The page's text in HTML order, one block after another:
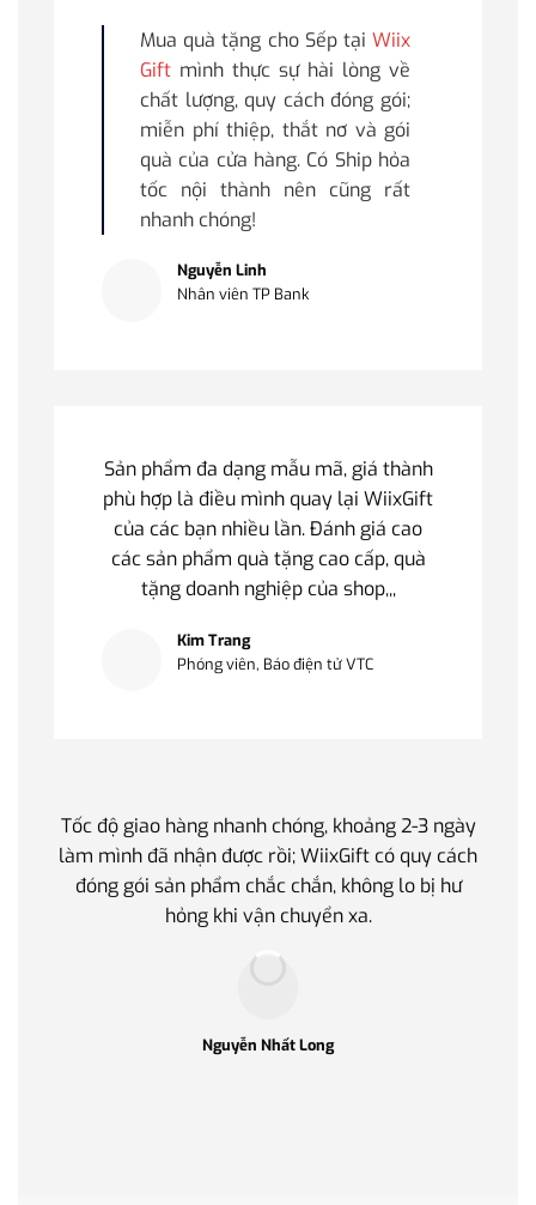
Mua quà tặng cho Sếp tại Wiix
Gift mình thực sự hài lòng về
chất lượng, quy cách đóng gói;
miễn phí thiệp, thắt nơ và gói
quà của cửa hàng. Có Ship hỏa
tốc nội thành nên cũng rất
nhanh chóng!
Nguyễn Linh
Nhân viên TP Bank
Sản phẩm đa dạng mẫu mã, giá thành
phù hợp là điều mình quay lại WiixGift
của các bạn nhiều lần. Đánh giá cao
các sản phẩm quà tặng cao cấp, quà
tặng doanh nghiệp của shop,,,
Kim Trang
Phóng viên, Báo điện tử VTC
Tốc độ giao hàng nhanh chóng, khoảng 2-3 ngày
làm mình đã nhận được rồi; WiixGift có quy cách
đóng gói sản phẩm chắc chắn, không lo bị hư
hỏng khi vận chuyển xa.
Nguyễn Nhất Long